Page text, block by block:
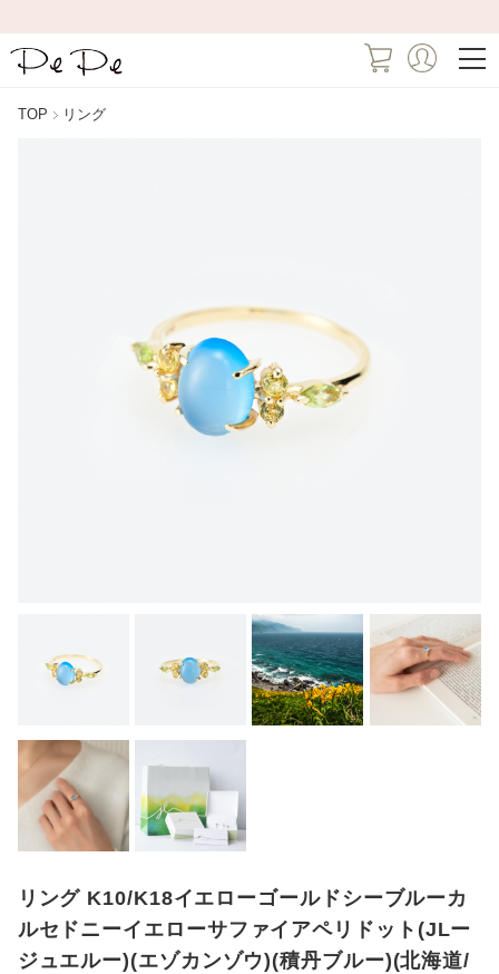
TOP リング
リング K10/K18イエローゴールドシーブルーカ
ルセドニーイエローサファイアペリドット(JLー
ジュエルー)(エゾカンゾウ)(積丹ブルー)(北海道/